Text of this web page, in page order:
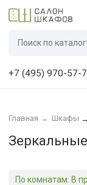
+7 (495) 970-57-
Главная → Шкафы →
По комнатам: В